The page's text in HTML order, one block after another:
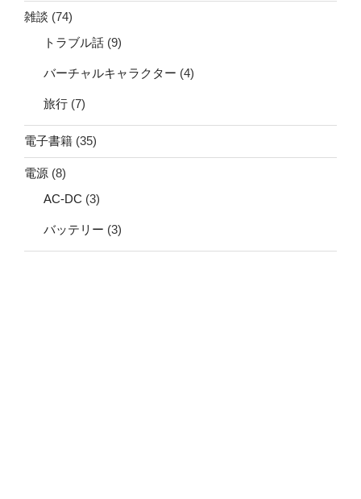
雑談 (74)
トラブル話 (9)
バーチャルキャラクター (4)
旅行 (7)
電子書籍 (35)
電源 (8)
AC-DC (3)
バッテリー (3)